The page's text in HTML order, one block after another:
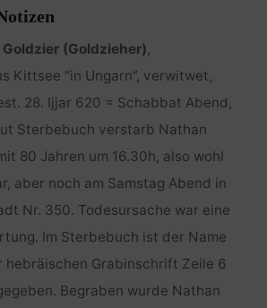
(Goldzieher),
Kittsee “in Ungarn”, verwitwet,
28. Ijjar 620 = Schabbat Abend,
Sterbebuch verstarb Nathan
80 Jahren um 16.30h, also wohl
aber noch am Samstag Abend in
Nr. 350. Todesursache war eine
Im Sterbebuch ist der Name
hebräischen Grabinschrift Zeile 6
Begraben wurde Nathan